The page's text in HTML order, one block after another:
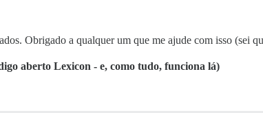
Obrigado a qualquer um que me ajude com isso (sei
aberto Lexicon - e, como tudo, funciona lá)